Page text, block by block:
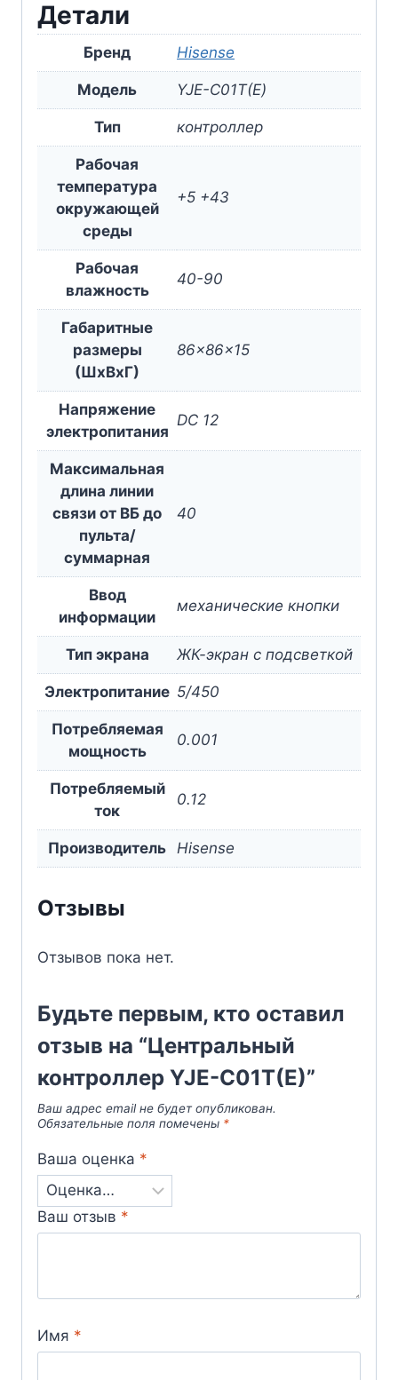
Детали
Бренд Hisense
Модель YJE-C01T(Е)
Тип контроллер
Рабочая
температура
окружающей
среды
+5 +43
Рабочая
влажность
40-90
Габаритные
размеры
(ШxВxГ)
86x86x15
Напряжение
электропитания
DC 12
Максимальная
длина линии
связи от ВБ до
пульта/
суммарная
40
Ввод
информации
механические кнопки
Тип экрана ЖК-экран с подсветкой
Электропитание 5/450
Потребляемая
мощность
0.001
Потребляемый
ток
0.12
Производитель Hisense
Отзывы
Отзывов пока нет.
Будьте первым, кто оставил
отзыв на “Центральный
контроллер YJE-C01T(E)”
Ваш адрес email не будет опубликован.
Обязательные поля помечены *
Ваша оценка *
Ваш отзыв *
Имя *